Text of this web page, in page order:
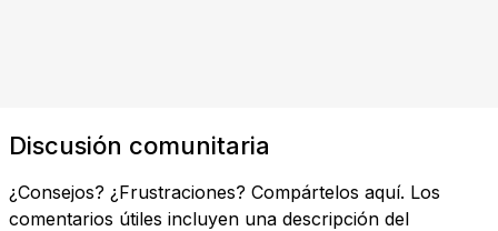
Discusión comunitaria
¿Consejos? ¿Frustraciones? Compártelos aquí. Los
comentarios útiles incluyen una descripción del